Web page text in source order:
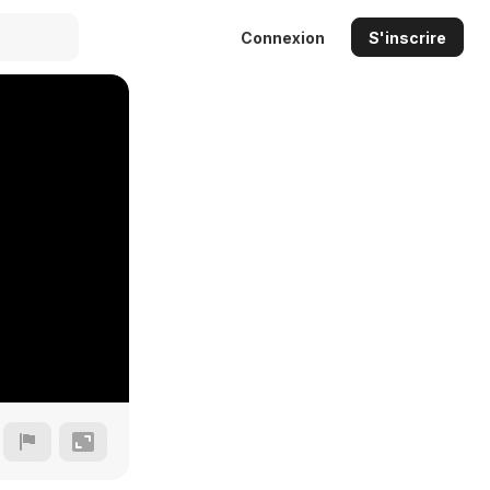
Connexion S'inscrire